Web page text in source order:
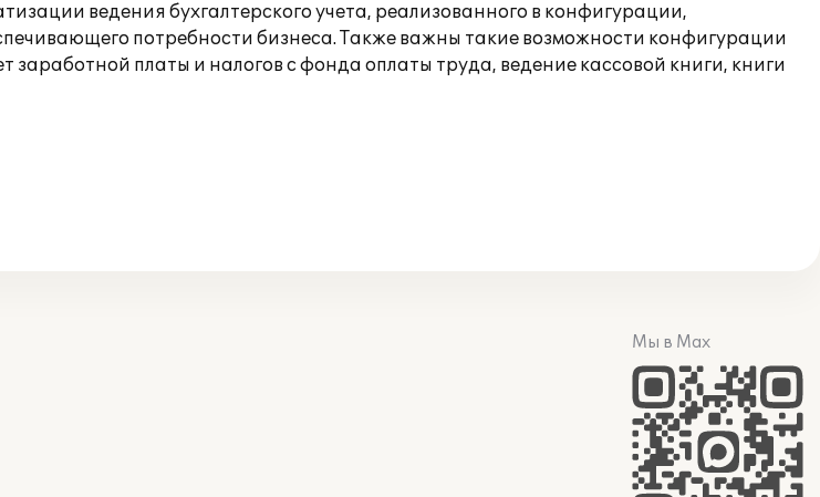
ведения бухгалтерского учета, реализованного в конфигурации,
потребности бизнеса. Также важны такие возможности конфигурации
заработной платы и налогов с фонда оплаты труда, ведение кассовой книги, книги
Мы в Max